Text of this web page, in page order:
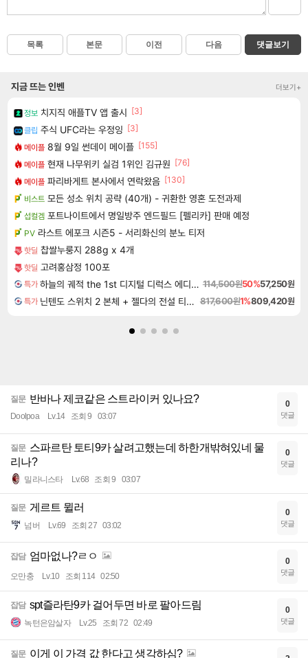
목록 본문 이전 다음 댓글보기
지금 뜨는 인벤 더보기+
정보 치지직 애플TV 앱 출시 [3]
클립 주식 UFC라는 우정잉 [3]
메이플 8월 9일 썬데이 메이플 [155]
메이플 현재 나무위키 실검 1위인 김규원 [76]
메이플 파리바게트 본사에서 연락왔음 [130]
비스트 모든 성소 위치 공략 (40개) - 귀환한 영혼 도전과제
섭컬겜 포트나이트에서 명일방주 엔드필드 [펠리카] 판매 예정
PV 라스트 에포크 시즌5 - 서리화신의 분노 티저
핫딜 찹쌀누룽지 288g x 4개
핫딜 고려홍삼정 100포
특가 하늘의 궤적 the 1st 디지털 디럭스 에디션 Sora no Kiseki the 1st Digital Deluxe Edition 114,500원50%57,250원
특가 닌텐도 스위치 2 본체 + 젤다의 전설 티어스 오브 더 킹덤 닌텐도 스위치 2 에디션 + 젤다의 전설 브레스 오브 더 와일드 닌텐도 스위치 2 에디션 번들 817,600원1%809,420원
질문 반바나 제코같은 스트라이커 있나요?
Doolpoa Lv.14 조회 9 03:07
0
댓글
질문 스파르탄 토티9카 살려고했는데 하한개밖혀있네 물
리나?
밀라니스타 Lv.68 조회 9 03:07
0
댓글
질문 게르트 뮐러
넘버 Lv.69 조회 27 03:02
0
댓글
잡담 엄마없나?ㄹㅇ
오만충 Lv.10 조회 114 02:50
0
댓글
잡담 spt즐라탄9카 걸어두면 바로 팔아드림
녹턴은암살자 Lv.25 조회 72 02:49
0
댓글
질문 이게 이 가격 값 한다고 생각하심?